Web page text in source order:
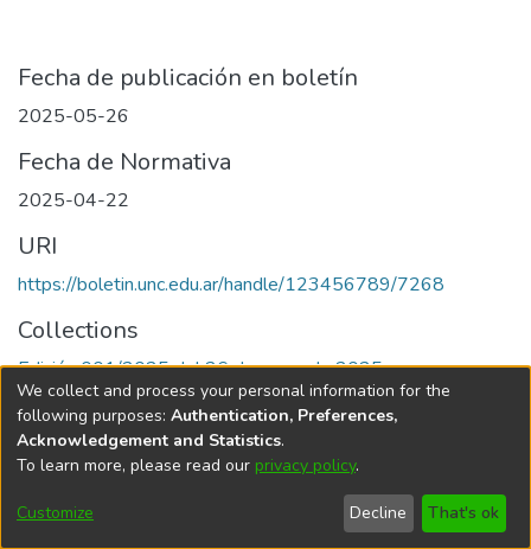
Fecha de publicación en boletín
2025-05-26
Fecha de Normativa
2025-04-22
URI
https://boletin.unc.edu.ar/handle/123456789/7268
Collections
Edición 001/2025 del 26 de mayo de 2025
Universidad Nacional de Córdoba
We collect and process your personal information for the
following purposes: Authentication, Preferences,
Acknowledgement and Statistics.
To learn more, please read our privacy policy.
Customize Decline That's ok